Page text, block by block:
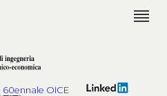
60ennale OICE